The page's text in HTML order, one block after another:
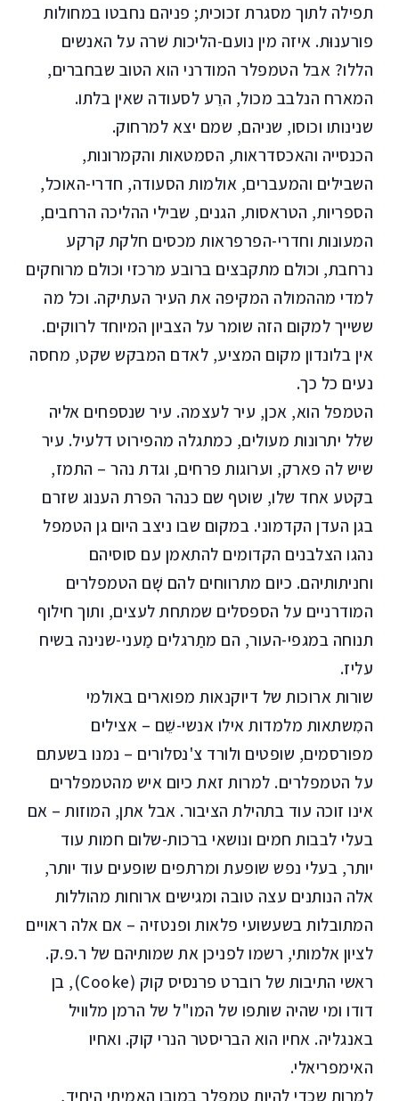
תפילה לתוך מסגרת זכוכית; פניהם נחבטו במחולות
פורענוּת. איזה מין נועם-הליכות שׁרה על האנשים
הללו? אבל הטמפלר המודרני הוא הטוב שבחברים,
המארח הנלבב מכול, הרֵע לסעודה שאין בלתו.
שנינותו וכוסו, שניהם, שמם יצא למרחוק.
הכנסייה והאכסדראות, הסמטאות והקמרונות,
השבילים והמעברים, אולמות הסעודה, חדרי-האוכל,
הספריות, הטראסות, הגנים, שבילי ההליכה הרחבים,
המעונות וחדרי-הפרפראות מכסים חלקת קרקע
נרחבת, וכולם מתקבצים ברובע מרכזי וכולם מרוחקים
למדי מההמולה המקיפה את העיר העתיקה. וכל מה
ששייך למקום הזה שומר על הצביון המיוחד לרווקים.
אין בלונדון מקום המציע, לאדם המבקש שקט, מחסה
נעים כל כך.
הטמפל הוא, אכן, עיר לעצמה. עיר שנספחים אליה
שלל יתרונות מעולים, כמתגלה מהפירוט דלעיל. עיר
שיש לה פארק, וערוגות פרחים, וגדת נהר – התמז,
בקטע אחד שלו, שוטף שם כנהר הפרת הענוג שזרם
בגן העדן הקדמוני. במקום שבו ניצב היום גן הטמפל
נהגו הצלבנים הקדומים להתאמן עם סוסיהם
וחניתותיהם. כיום מתרווחים להם שָׁם הטמפלרים
המודרניים על הספסלים שמתחת לעצים, ותוך חילוף
תנוחה במגפי-העור, הם מתַרגלים מַעני-שנינה בשיח
עליז.
שורות ארוכות של דיוקנאות מפוארים באולמי
המִשתאות מלמדות אילו אנשי-שֵׁם – אצילים
מפורסמים, שופטים ולורד צ'נסלורים – נמנו בשעתם
על הטמפלרים. למרות זאת כיום איש מהטמפלרים
אינו זוכה עוד בתהילת הציבור. אבל אתן, המוזות – אם
בעלי לבבות חמים ונושאי ברכות-שלום חמות עוד
יותר, בעלי נפש שופעת ומרתפים שופעים עוד יותר,
אלה הנותנים עצה טובה ומגישים ארוחות מהוללות
המתובלות בשעשועי פלאות ופנטזיה – אם אלה ראויים
לציון אלמותי, רשמו לפניכן את שמותיהם של ר.פ.ק.
ראשי התיבות של רוברט פרנסיס קוק (Cooke), בן
דודו ומי שהיה שותפו של המו"ל של הרמן מלוויל
באנגליה. אחיו הוא הבריסטר הנרי קוק. ואחיו
האימפריאלי.
למרות שכדי להיות טמפלר במובן האמיתי היחיד,